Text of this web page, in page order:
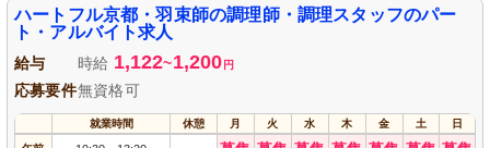
ハートフル京都・羽束師の調理師・調理スタッフのパー
ト・アルバイト求人
給与 時給 1,122~1,200 円
応募要件無資格可
就業時間 休憩 月 火 水 木 金 土 日